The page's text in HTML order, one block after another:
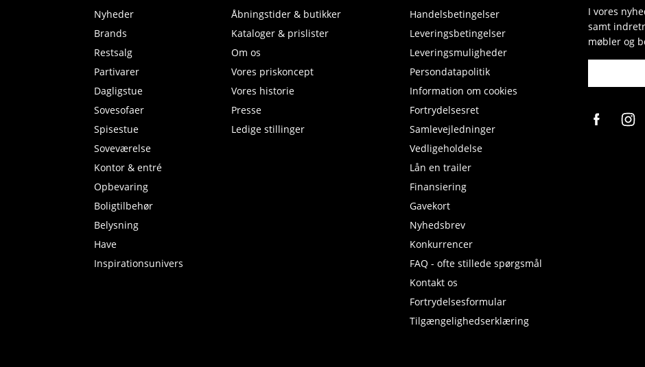
Nyheder
Brands
Restsalg
Partivarer
Dagligstue
Sovesofaer
Spisestue
Soveværelse
Kontor & entré
Opbevaring
Boligtilbehør
Belysning
Have
Inspirationsunivers
Åbningstider & butikker
Kataloger & prislister
Om os
Vores priskoncept
Vores historie
Presse
Ledige stillinger
Handelsbetingelser
Leveringsbetingelser
Leveringsmuligheder
Persondatapolitik
Information om cookies
Fortrydelsesret
Samlevejledninger
Vedligeholdelse
Lån en trailer
Finansiering
Gavekort
Nyhedsbrev
Konkurrencer
FAQ - ofte stillede spørgsmål
Kontakt os
Fortrydelsesformular
Tilgængelighedserklæring
I vores
samt
møbler og